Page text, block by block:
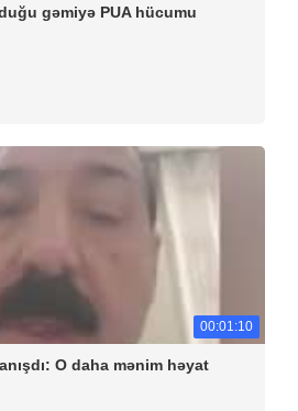
gəmiyə PUA hücumu
00:01:10
O daha mənim həyat